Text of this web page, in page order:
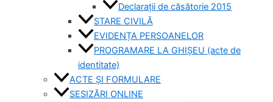
Declarații de căsătorie 2015
STARE CIVILĂ
EVIDENȚA PERSOANELOR
PROGRAMARE LA GHIȘEU (acte de
identitate)
ACTE ȘI FORMULARE
SESIZĂRI ONLINE